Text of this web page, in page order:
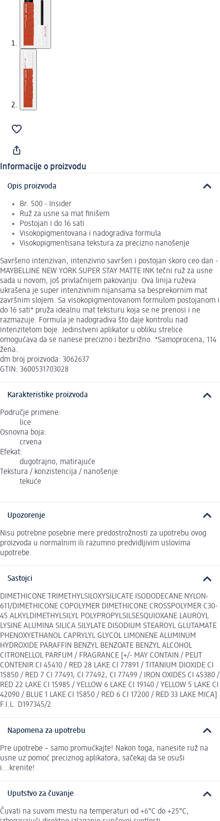
Informacije o proizvodu
Opis proizvoda
Br. 500 - Insider
Ruž za usne sa mat finišem
Postojan i do 16 sati
Visokopigmentovana i nadogradiva formula
Visokopigmentisana tekstura za precizno nanošenje
Savršeno intenzivan, intenzivno savršen i postojan skoro ceo dan -
MAYBELLINE NEW YORK SUPER STAY MATTE INK tečni ruž za usne
sada u novom, još privlačnijem pakovanju. Ova linija ruževa
ukrašena je super intenzivnim nijansama sa besprekornim mat
završnim slojem. Sa visokopigmentovanom formulom postojanom i
do 16 sati* pruža idealnu mat teksturu koja se ne prenosi i ne
razmazuje. Formula je nadogradiva što daje kontrolu nad
intenzitetom boje. Jedinstveni aplikator u obliku strelice
omogućava da se nanese precizno i bezbrižno. *Samoprocena, 114
žena.
dm broj proizvoda: 3062637
GTIN: 3600531703028
Karakteristike proizvoda
Područje primene:
lice
Osnovna boja:
crvena
Efekat:
dugotrajno, matirajuće
Tekstura / konzistencija / nanošenje:
tekuće
Upozorenje
Nisu potrebne posebne mere predostrožnosti za upotrebu ovog
proizvoda u normalnim ili razumno predvidljivim uslovima
upotrebe.
Sastojci
DIMETHICONE TRIMETHYLSILOXYSILICATE ISODODECANE NYLON-
611/DIMETHICONE COPOLYMER DIMETHICONE CROSSPOLYMER C30-
45 ALKYLDIMETHYLSILYL POLYPROPYLSILSESQUIOXANE LAUROYL
LYSINE ALUMINA SILICA SILYLATE DISODIUM STEAROYL GLUTAMATE
PHENOXYETHANOL CAPRYLYL GLYCOL LIMONENE ALUMINUM
HYDROXIDE PARAFFIN BENZYL BENZOATE BENZYL ALCOHOL
CITRONELLOL PARFUM / FRAGRANCE [+/- MAY CONTAIN / PEUT
CONTENIR CI 45410 / RED 28 LAKE CI 77891 / TITANIUM DIOXIDE CI
15850 / RED 7 CI 77491, CI 77492, CI 77499 / IRON OXIDES CI 45380 /
RED 22 LAKE CI 15985 / YELLOW 6 LAKE CI 19140 / YELLOW 5 LAKE CI
42090 / BLUE 1 LAKE CI 15850 / RED 6 CI 17200 / RED 33 LAKE MICA]
F.I.L. D197345/2
Napomena za upotrebu
Pre upotrebe – samo promućkajte! Nakon toga, nanesite ruž na
usne uz pomoć preciznog aplikatora, sačekaj da se osuši
i...krenite!
Uputstvo za čuvanje
Čuvati na suvom mestu na temperaturi od +6°C do +25°C,